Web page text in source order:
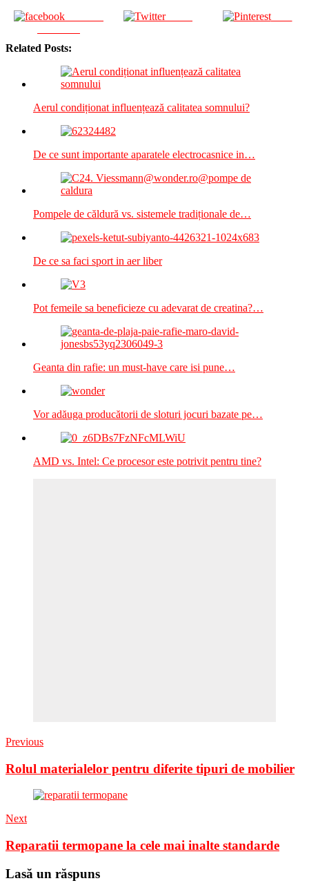
Tweet Save
Related Posts:
Aerul condiționat influențează calitatea somnului?
De ce sunt importante aparatele electrocasnice in…
Pompele de căldură vs. sistemele tradiționale de…
De ce sa faci sport in aer liber
Pot femeile sa beneficieze cu adevarat de creatina?…
Geanta din rafie: un must-have care isi pune…
Vor adăuga producătorii de sloturi jocuri bazate pe…
AMD vs. Intel: Ce procesor este potrivit pentru tine?
Previous
Rolul materialelor pentru diferite tipuri de mobilier
Next
Reparatii termopane la cele mai inalte standarde
Lasă un răspuns